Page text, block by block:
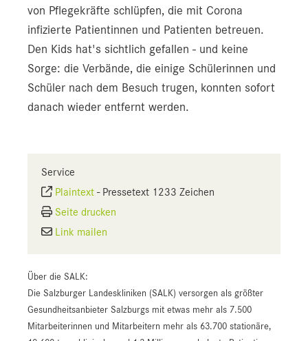
von Pflegekräfte schlüpfen, die mit Corona
infizierte Patientinnen und Patienten betreuen.
Den Kids hat's sichtlich gefallen - und keine
Sorge: die Verbände, die einige Schülerinnen und
Schüler nach dem Besuch trugen, konnten sofort
danach wieder entfernt werden.
Service
Plaintext - Pressetext 1233 Zeichen
Seite drucken
Link mailen
Über die SALK:
Die Salzburger Landeskliniken (SALK) versorgen als größter
Gesundheitsanbieter Salzburgs mit etwas mehr als 7.500
Mitarbeiterinnen und Mitarbeitern mehr als 63.700 stationäre,